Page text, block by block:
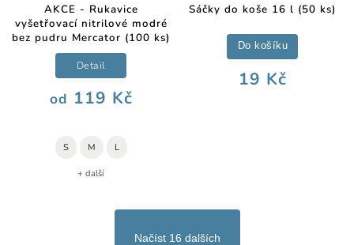
AKCE - Rukavice
vyšetřovací nitrilové modré
bez pudru Mercator (100 ks)
od 119 Kč
Detail
S M L
+ další
Sáčky do koše 16 l (50 ks)
19 Kč
Do košíku
Načíst 16 dalších